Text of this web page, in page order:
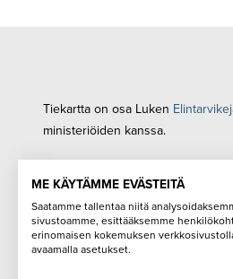
Tiekartta on osa Luken
ministeriöiden kanssa.
@ Luonnonvarakeskus (Luke)
ME KÄYTÄMME EVÄSTEITÄ
Saatamme tallentaa niitä
sivustoamme, esittääksemme
erinomaisen kokemuksen
avaamalla asetukset.